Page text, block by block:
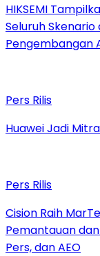
HIKSEMI
Seluruh Skenario
Pengembangan
Pers Rilis
Huawei Jadi
Pers Rilis
Cision Raih
Pemantauan dan
Pers, dan AEO